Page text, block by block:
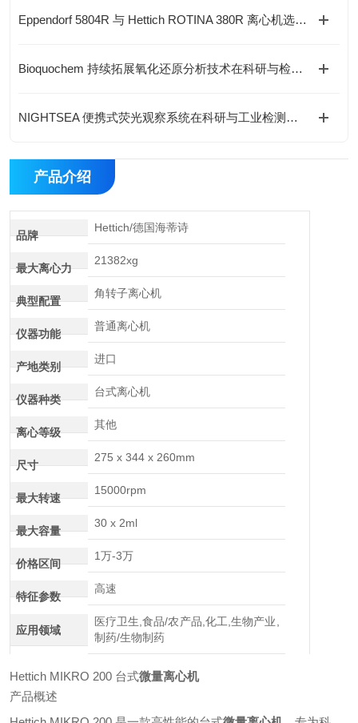
Eppendorf 5804R 与 Hettich ROTINA 380R 离心机选型对比与指导
Bioquochem 持续拓展氧化还原分析技术在科研与检测领域的应用
NIGHTSEA 便携式荧光观察系统在科研与工业检测中的应用
产品介绍
品牌
Hettich/德国海蒂诗
最大离心力
21382xg
典型配置
角转子离心机
仪器功能
普通离心机
产地类别
进口
仪器种类
台式离心机
离心等级
其他
尺寸
275 x 344 x 260mm
最大转速
15000rpm
最大容量
30 x 2ml
价格区间
1万-3万
特征参数
高速
应用领域
医疗卫生,食品/农产品,化工,生物产业,
制药/生物制药
Hettich MIKRO 200 台式微量离心机
产品概述